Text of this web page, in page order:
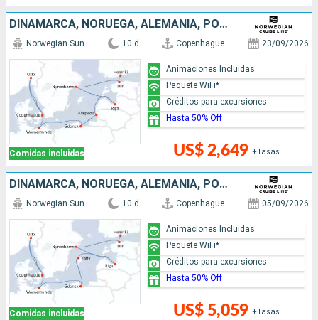
DINAMARCA, NORUEGA, ALEMANIA, POLONIA, LITUANIA, LETONIA, SUECIA, ESTONIA, FINLANDIA
Comidas incluidas
Norwegian Sun 10 d Copenhague 23/09/2026
US$ 2,649 +Tasas
Animaciones Incluidas
Paquete WiFi*
Créditos para excursiones
Hasta 50% Off
DINAMARCA, NORUEGA, ALEMANIA, POLONIA, LETONIA, SUECIA, ESTONIA, FINLANDIA
Comidas incluidas
Norwegian Sun 10 d Copenhague 05/09/2026
US$ 5,059 +Tasas
Animaciones Incluidas
Paquete WiFi*
Créditos para excursiones
Hasta 50% Off